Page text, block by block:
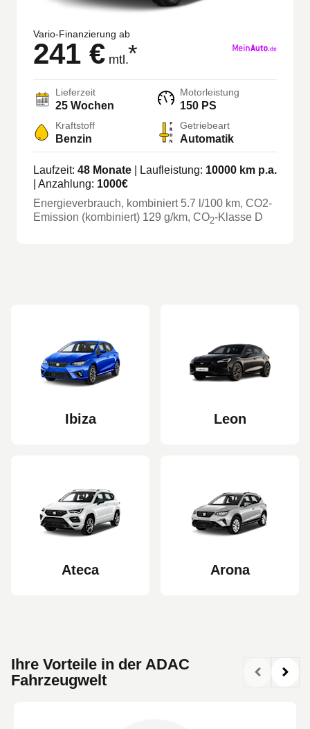
Vario-Finanzierung ab
241 € mtl.*
Lieferzeit
25 Wochen
Motorleistung
150 PS
Kraftstoff
Benzin
Getriebeart
Automatik
Laufzeit: 48 Monate | Laufleistung: 10000 km p.a.
| Anzahlung: 1000€
Energieverbrauch, kombiniert 5.7 l/100 km, CO2-
Emission (kombiniert) 129 g/km, CO2-Klasse D
Ibiza Leon
Ateca Arona
Ihre Vorteile in der ADAC
Fahrzeugwelt